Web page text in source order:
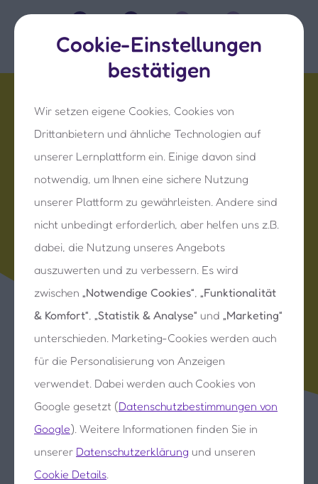
Cookie-Einstellungen
bestätigen
Wir setzen eigene Cookies, Cookies von
Drittanbietern und ähnliche Technologien auf
unserer Lernplattform ein. Einige davon sind
notwendig, um Ihnen eine sichere Nutzung
unserer Plattform zu gewährleisten. Andere sind
nicht unbedingt erforderlich, aber helfen uns z.B.
dabei, die Nutzung unseres Angebots
auszuwerten und zu verbessern. Es wird
zwischen „Notwendige Cookies“, „Funktionalität
& Komfort“, „Statistik & Analyse“ und „Marketing“
unterschieden. Marketing-Cookies werden auch
für die Personalisierung von Anzeigen
verwendet. Dabei werden auch Cookies von
Google gesetzt (Datenschutzbestimmungen von
Google). Weitere Informationen finden Sie in
unserer Datenschutzerklärung und unseren
Cookie Details.
Noch ein Schritt zu Ihrem kostenlosen
Probemonat
Über 2,1 Millionen Kids nutzen sofatutor
Hierbei unterstützen wir Ihr Kind:
Selbstständigwerden
Gefühleausdrücken
Mit Freudelernen